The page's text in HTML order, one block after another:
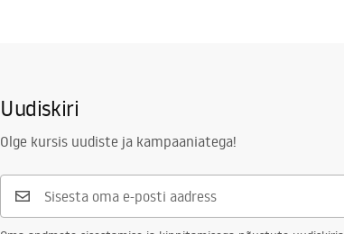
Uudiskiri
Olge kursis uudiste ja kampaaniatega!